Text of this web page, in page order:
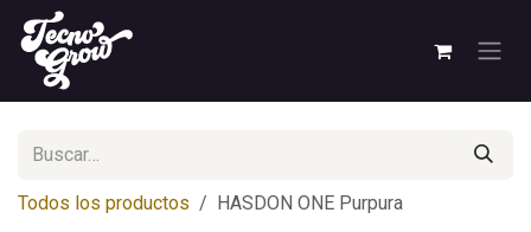
Ir al contenido
Todos los productos HASDON ONE Purpura